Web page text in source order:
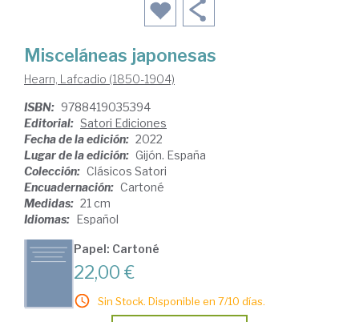
Misceláneas japonesas
Hearn, Lafcadio (1850-1904)
ISBN: 9788419035394
Editorial: Satori Ediciones
Fecha de la edición: 2022
Lugar de la edición: Gijón. España
Colección: Clásicos Satori
Encuadernación: Cartoné
Medidas: 21 cm
Idiomas: Español
Papel: Cartoné
22,00 €
Sin Stock. Disponible en 7/10 días.